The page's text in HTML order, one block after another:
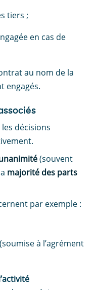
tiers ;
en cas de
au nom de la
engagés.
décisions
(souvent
majorité des parts
par exemple :
(soumise à l’agrément